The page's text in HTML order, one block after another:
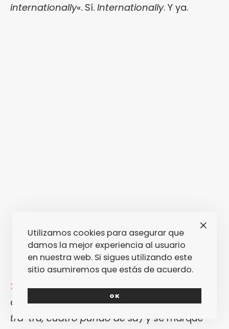
internationally«. Sí. Internationally. Y ya.
3. TRA.Si el hecho de queBad Gyal
convierta el «trap» en «trá» (sí, como entrá-
trá-trá, cuatro puñao de sá) y se marque
Utilizamos cookies para asegurar que
damos la mejor experiencia al usuario
en nuestra web. Si sigues utilizando este
sitio asumiremos que estás de acuerdo.
OK